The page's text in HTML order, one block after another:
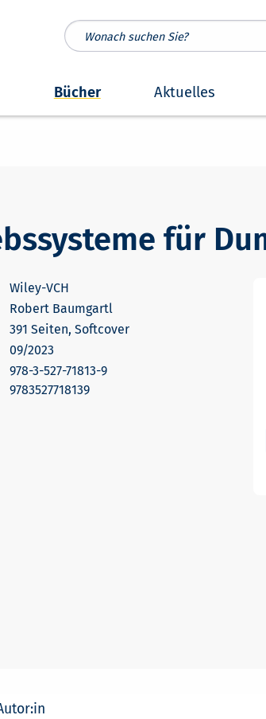
Bücher Aktuelles
für
Wiley-VCH
Robert Baumgartl
391 Seiten, Softcover
09/2023
978-3-527-71813-9
9783527718139